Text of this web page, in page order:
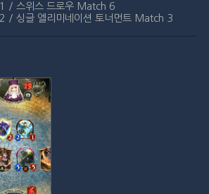
/ 스위스 드로우 Match 6
/ 싱글 엘리미네이션 토너먼트 Match 3